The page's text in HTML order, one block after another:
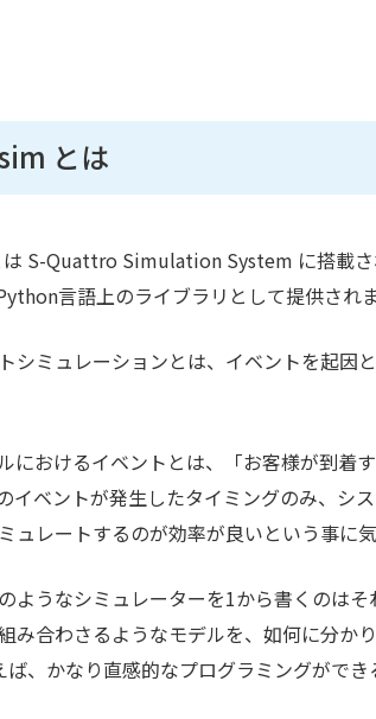
とは
S-Quattro Simulation System に搭載
言語上のライブラリとして提供されま
シミュレーションとは、イベントを起因
におけるイベントとは、「お客様が到着
イベントが発生したタイミングのみ、シ
ュレートするのが効率が良いという事に
ようなシミュレーターを1から書くのは
み合わさるようなモデルを、如何に分か
、かなり直感的なプログラミングができ